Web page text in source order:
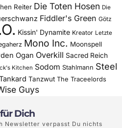
Reiter Die Toten Hosen Die
Fiddler's Green Götz
Kissin' Dynamite Kreator Letzte
Mono Inc. Moonspell
Ogan Overkill Sacred Reich
Kitchen Sodom Stahlmann Steel
Tanzwut The Traceelords
Guys
Dich
Newsletter verpasst Du nichts